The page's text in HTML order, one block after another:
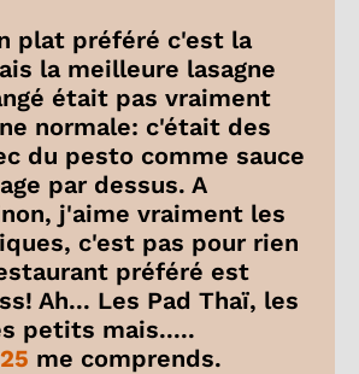
plat préféré c'est la
la meilleure lasagne
était pas vraiment
normale: c'était des
du pesto comme sauce
par dessus. A
j'aime vraiment les
c'est pas pour rien
préféré est
Ah... Les Pad Thaï, les
petits mais.....
me comprends.